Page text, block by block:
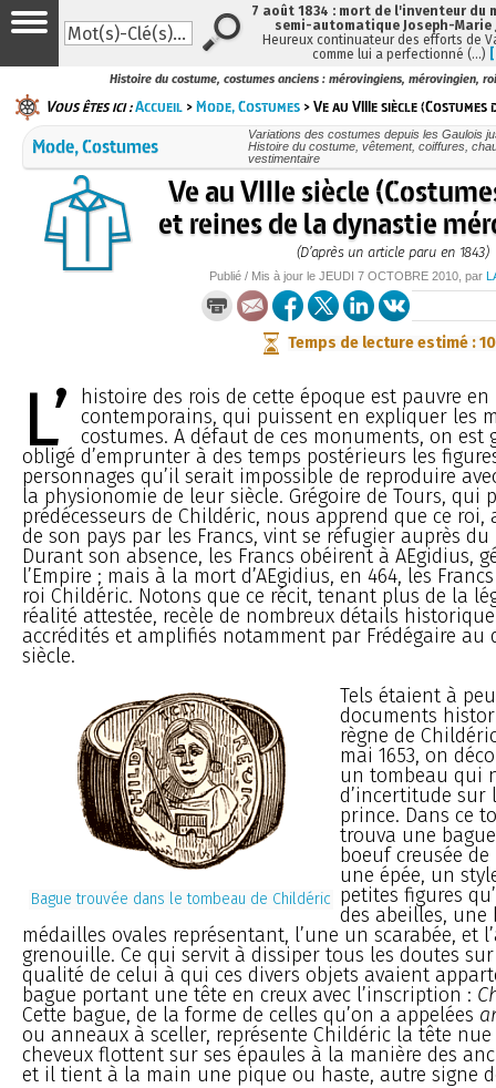
Histoire du costume, costumes anciens : mérovingiens, mérovingien,
Vous êtes ici :Accueil >Mode, Costumes > Ve au VIIIe siècle (Costumes
Mode, Costumes
Variations des costumes depuis les Gaulois
Histoire du costume, vêtement, coiffures,
vestimentaire
Ve au VIIIe siècle
et reines de la dynastie
(D’après un article paru en 1843)
Publié / Mis à jour leJEUDI 7 OCTOBRE 2010 , par
Temps de lecture estimé :
L’
histoire des rois de cette époque est pauvre
contemporains, qui puissent en expliquer les
costumes. A défaut de ces monuments, on est
obligé d’emprunter à des temps postérieurs les
personnages qu’il serait impossible de reproduire
la physionomie de leur siècle. Grégoire de Tours, qui
prédécesseurs de Childéric, nous apprend que ce roi,
de son pays par les Francs, vint se réfugier auprès
Durant son absence, les Francs obéirent à AEgidius,
l’Empire ; mais à la mort d’AEgidius, en 464, les
roi Childéric. Notons que ce récit, tenant plus de la
réalité attestée, recèle de nombreux détails
accrédités et amplifiés notamment par Frédégaire au
siècle.
Bague trouvée dans le tombeau de Childéric
Tels étaient à
documents
règne de
mai 1653, on
un tombeau qui
d’incertitude sur
prince. Dans ce
trouva une
boeuf creusée
une épée, un
petites figures
des abeilles, une
médailles ovales représentant, l’une un scarabée, et
grenouille. Ce qui servit à dissiper tous les doutes
qualité de celui à qui ces divers objets avaient
bague portant une tête en creux avec l’inscription :
Cette bague, de la forme de celles qu’on a appelées
ou anneaux à sceller, représente Childéric la tête
cheveux flottent sur ses épaules à la manière des
et il tient à la main une pique ou haste, autre signe
7 août 1834 : mort de l'inventeur du
semi-automatique Joseph-Marie
Heureux continuateur des efforts de
comme lui a perfectionné (…)